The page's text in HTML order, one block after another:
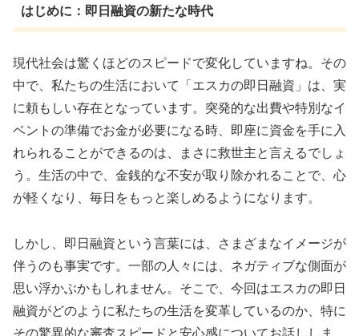
はじめに：即日融資の新たな時代
現代社会は驚くほどのスピードで変化していますね。その
中で、私たちの生活において「エスカの即日融資」は、実
に頼もしい存在となっています。突発的な出費や特別なイ
ベントの準備でお金が必要になる時、即座に資金を手に入
れられることができるのは、まさに救世主と言えるでしょ
う。生活の中で、金銭的な不安が取り除かれることで、心
が軽くなり、毎日をもっと楽しめるようになります。
しかし、即日融資という言葉には、さまざまなイメージが
伴うのも事実です。一部の人々には、ネガティブな側面が
思い浮かぶかもしれません。そこで、今回はエスカの即日
融資がどのように私たちの生活を変革しているのか、特に